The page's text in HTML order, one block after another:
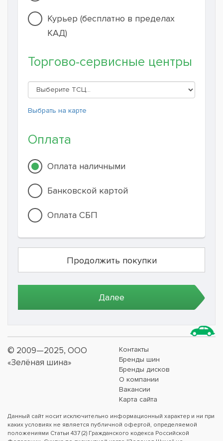
Курьер (бесплатно в пределах
КАД)
Торгово-сервисные центры
Выбрать на карте
Оплата
Оплата наличными
Банковской картой
Оплата СБП
© 2009—2025, ООО
«Зелёная шина»
Контакты
Бренды шин
Бренды дисков
О компании
Вакансии
Карта сайта
Данный сайт носит исключительно информационный характер и ни при
каких условиях не является публичной офертой, определяемой
положениями Статьи 437 (2) Гражданского кодекса Российской